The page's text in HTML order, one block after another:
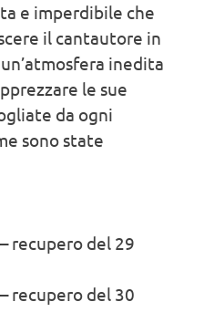
e imperdibile che
il cantautore in
inedita
le sue
da ogni
sono state
recupero del 29
recupero del 30